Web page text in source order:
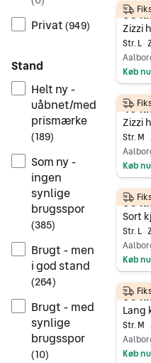
Privat (949)
Stand
Helt ny -
uåbnet/med
prismærke
(189)
Som ny -
ingen
synlige
brugsspor
(385)
Brugt - men
i god stand
(264)
Brugt - med
synlige
brugsspor
(10)
50
Str. L
Køb nu
Gå til
45
Str. M
Køb nu
Gå til
50
Str. L
Køb nu
Gå til
50
Str. M
Køb nu